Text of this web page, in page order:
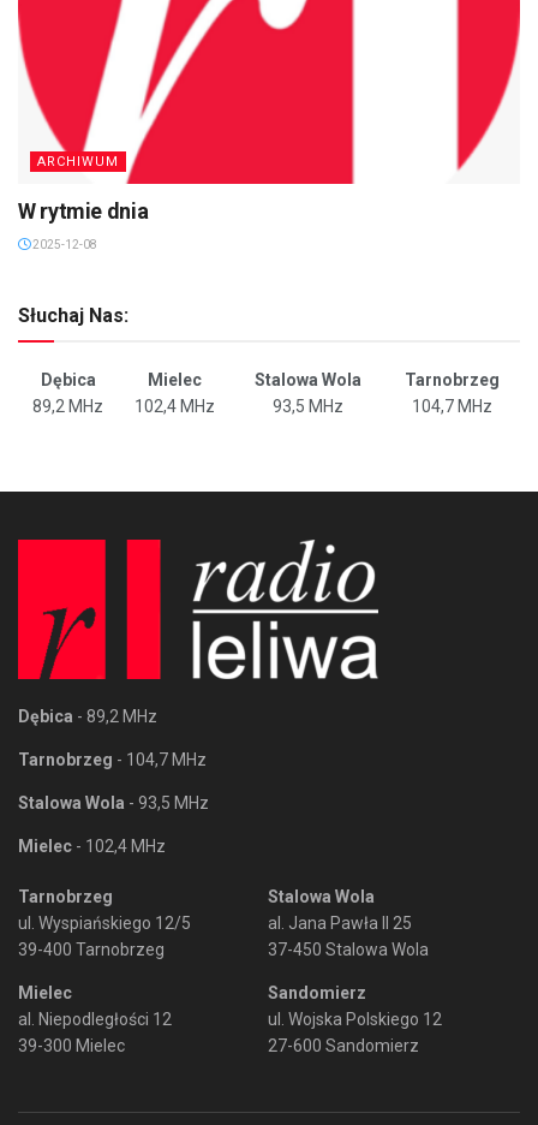
ARCHIWUM
W rytmie dnia
2025-12-08
Słuchaj Nas:
Dębica Mielec Stalowa Wola
Tarnobrzeg
89,2 MHz
102,4 MHz 93,5 MHz 104,7 MHz
Dębica - 89,2 MHz
Tarnobrzeg - 104,7 MHz
Stalowa Wola - 93,5 MHz
Mielec - 102,4 MHz
Tarnobrzeg
ul. Wyspiańskiego 12/5
39-400 Tarnobrzeg
Mielec
al. Niepodległości 12
39-300 Mielec
Stalowa Wola
al. Jana Pawła II 25
37-450 Stalowa Wola
Sandomierz
ul. Wojska Polskiego 12
27-600 Sandomierz